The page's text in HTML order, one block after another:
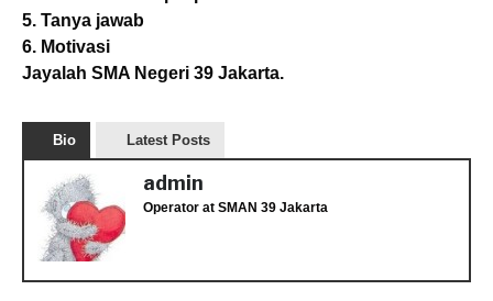
5. Tanya jawab
6. Motivasi
Jayalah SMA Negeri 39 Jakarta.
Bio Latest Posts
admin
Operator at SMAN 39 Jakarta